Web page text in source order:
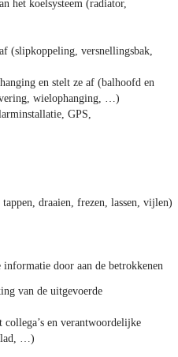
het koelsysteem (radiator,
(slipkoppeling, versnellingsbak,
en stelt ze af (balhoofd en
wielophanging, …)
GPS,
draaien, frezen, lassen, vijlen)
door aan de betrokkenen
van de uitgevoerde
en verantwoordelijke
…)